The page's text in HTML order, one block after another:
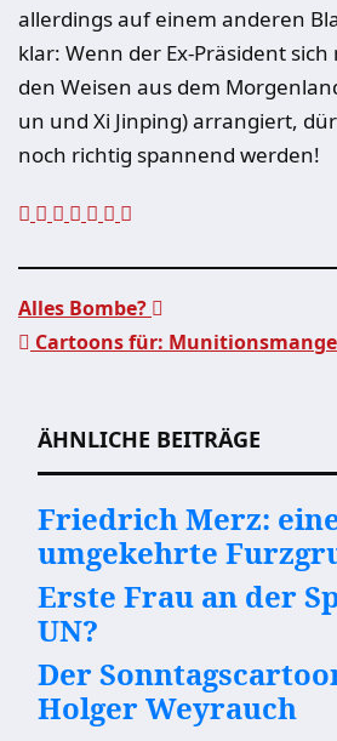
allerdings auf einem anderen
klar: Wenn der Ex-Präsident
den Weisen aus dem
un und Xi Jinping) arrangiert,
noch richtig spannend werden!
Alles Bombe?
Cartoons für:
ÄHNLICHE BEITRÄGE
Friedrich Merz:
umgekehrte
Erste Frau an der
UN?
Der
Holger Weyrauch